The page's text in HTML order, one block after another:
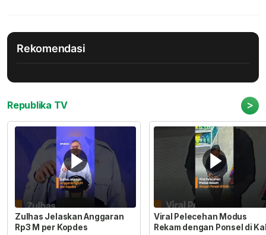
Rekomendasi
Republika TV >
Zulhas Jelaskan Anggaran
Rp3 M per Kopdes
Viral Pelecehan Modus
Rekam dengan Ponsel di